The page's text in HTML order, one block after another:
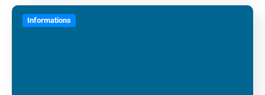
Informations